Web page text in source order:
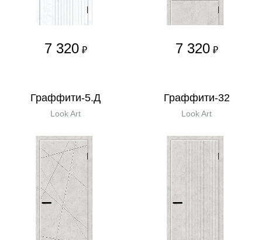
7 320 ₽ 7 320 ₽
Граффити-5.Д
Look Art
Граффити-32
Look Art